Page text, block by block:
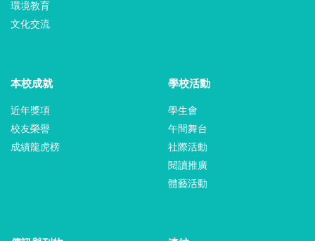
環境教育
文化交流
本校成就
近年獎項
校友榮譽
成績龍虎榜
學校活動
學生會
午間舞台
社際活動
閱讀推廣
體藝活動